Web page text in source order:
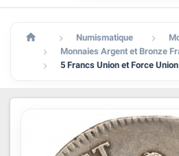
  Numismatique 
 Monnaies Argent et Bronze
 5 Francs Union et Force